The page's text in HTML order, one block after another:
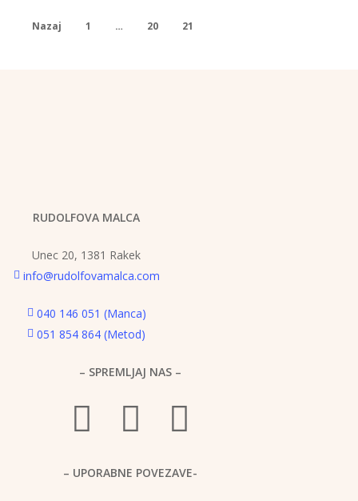
Nazaj 1 … 20 21
RUDOLFOVA MALCA
Unec 20, 1381 Rakek
info@rudolfovamalca.com
040 146 051 (Manca)
051 854 864 (Metod)
– SPREMLJAJ NAS –
– UPORABNE POVEZAVE-